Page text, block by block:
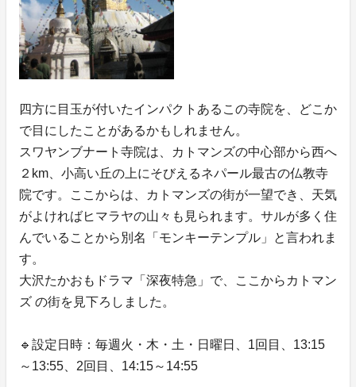
四方に目玉が付いたインパクトあるこの寺院を、どこか
で目にしたことがあるかもしれません。
スワヤンブナート寺院は、カトマンズの中心部から西へ
２km、小高い丘の上にそびえるネパール最古の仏教寺
院です。ここからは、カトマンズの街が一望でき、天気
がよければヒマラヤの山々も見られます。サルが多く住
んでいることから別名「モンキーテンプル」と言われま
す。
大沢たかおもドラマ「深夜特急」で、ここからカトマン
ズ の街を見下ろしました。
🔹設定日時：毎週火・木・土・日曜日、1回目、13:15
～13:55、2回目、14:15～14:55